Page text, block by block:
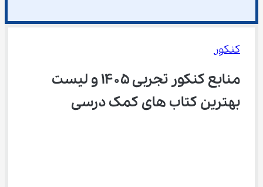
کنکور
منابع کنکور تجربی ۱۴۰۵ و لیست
بهترین کتاب های کمک درسی